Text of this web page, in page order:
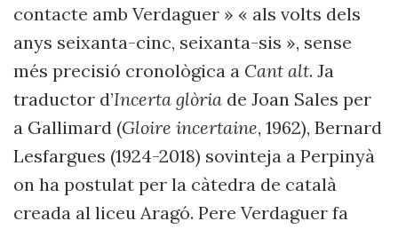
contacte amb Verdaguer » « als volts dels
anys seixanta-cinc, seixanta-sis », sense
més precisió cronològica a Cant alt. Ja
traductor d’Incerta glòria de Joan Sales per
a Gallimard (Gloire incertaine, 1962), Bernard
Lesfargues (1924-2018) sovinteja a Perpinyà
on ha postulat per la càtedra de català
creada al liceu Aragó. Pere Verdaguer fa